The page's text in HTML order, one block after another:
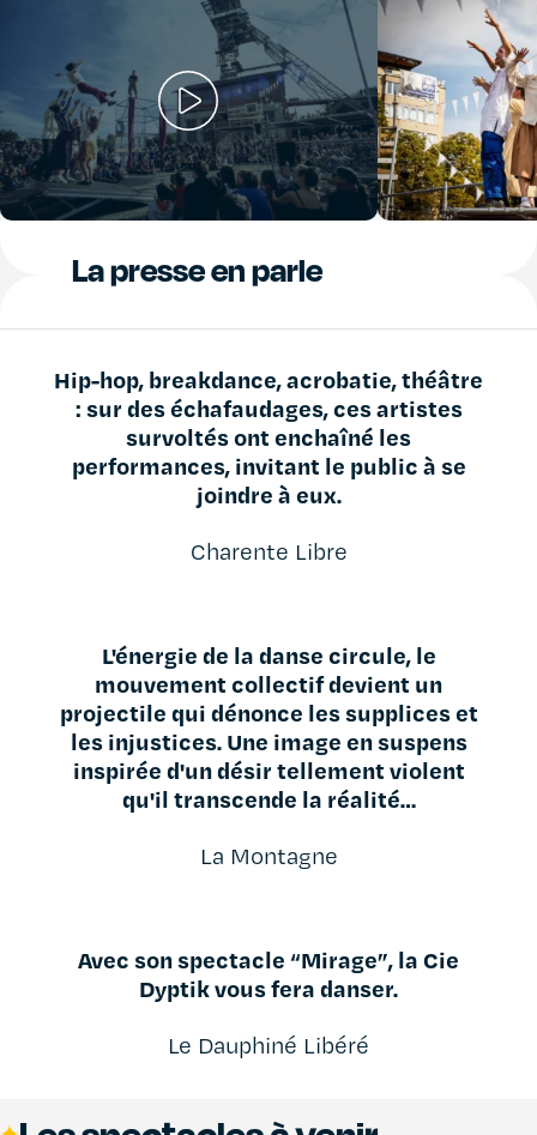
La presse en parle
Hip-hop, breakdance, acrobatie, théâtre
: sur des échafaudages, ces artistes
survoltés ont enchaîné les
performances, invitant le public à se
joindre à eux.
Charente Libre
L'énergie de la danse circule, le
mouvement collectif devient un
projectile qui dénonce les supplices et
les injustices. Une image en suspens
inspirée d'un désir tellement violent
qu'il transcende la réalité…
La Montagne
Avec son spectacle “Mirage”, la Cie
Dyptik vous fera danser.
Le Dauphiné Libéré